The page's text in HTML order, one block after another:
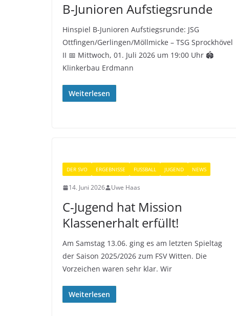
B-Junioren Aufstiegsrunde
Hinspiel B-Junioren Aufstiegsrunde: JSG
Ottfingen/Gerlingen/Möllmicke – TSG Sprockhövel
II 📅 Mittwoch, 01. Juli 2026 um 19:00 Uhr 🏟️
Klinkerbau Erdmann
Weiterlesen
DER SVO ERGEBNISSE FUSSBALL JUGEND NEWS
14. Juni 2026 Uwe Haas
C-Jugend hat Mission
Klassenerhalt erfüllt!
Am Samstag 13.06. ging es am letzten Spieltag
der Saison 2025/2026 zum FSV Witten. Die
Vorzeichen waren sehr klar. Wir
Weiterlesen